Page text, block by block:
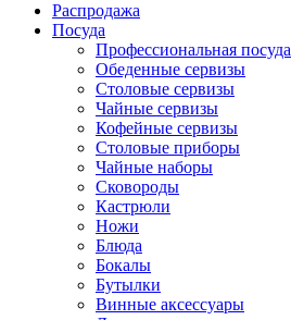
Распродажа
Посуда
Профессиональная посуда
Обеденные сервизы
Столовые сервизы
Чайные сервизы
Кофейные сервизы
Столовые приборы
Чайные наборы
Сковороды
Кастрюли
Ножи
Блюда
Бокалы
Бутылки
Винные аксессуары